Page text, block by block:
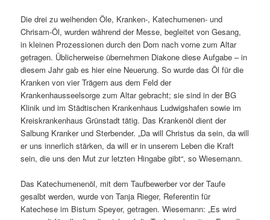
Die drei zu weihenden Öle, Kranken-, Katechumenen- und
Chrisam-Öl, wurden während der Messe, begleitet von Gesang,
in kleinen Prozessionen durch den Dom nach vorne zum Altar
getragen. Üblicherweise übernehmen Diakone diese Aufgabe – in
diesem Jahr gab es hier eine Neuerung. So wurde das Öl für die
Kranken von vier Trägern aus dem Feld der
Krankenhausseelsorge zum Altar gebracht; sie sind in der BG
Klinik und im Städtischen Krankenhaus Ludwigshafen sowie im
Kreiskrankenhaus Grünstadt tätig. Das Krankenöl dient der
Salbung Kranker und Sterbender. „Da will Christus da sein, da will
er uns innerlich stärken, da will er in unserem Leben die Kraft
sein, die uns den Mut zur letzten Hingabe gibt“, so Wiesemann.
Das Katechumenenöl, mit dem Taufbewerber vor der Taufe
gesalbt werden, wurde von Tanja Rieger, Referentin für
Katechese im Bistum Speyer, getragen. Wiesemann: „Es wird